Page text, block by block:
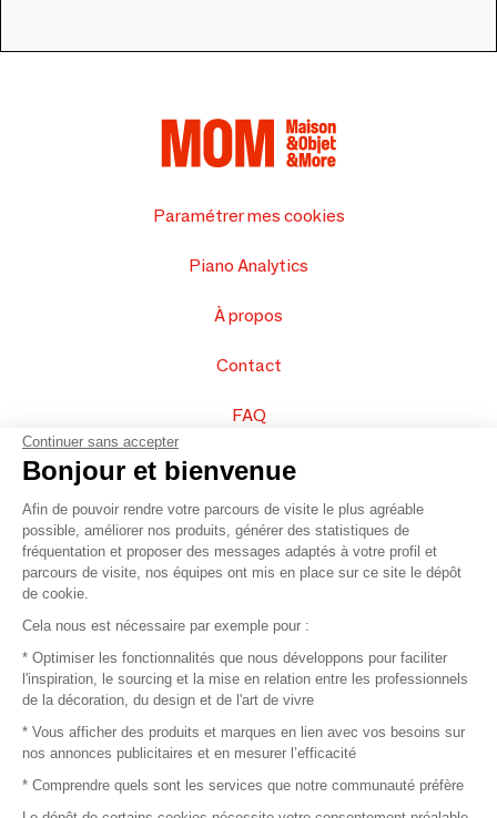
Paramétrer mes cookies
Piano Analytics
À propos
Contact
FAQ
Vendez vos produits
Plan du site
© 2016 –Organisation SAFI
Recrutement
Continuer sans accepter
Bonjour et bienvenue
Afin de pouvoir rendre votre parcours de visite le plus agréable
possible, améliorer nos produits, générer des statistiques de
fréquentation et proposer des messages adaptés à votre profil et
parcours de visite, nos équipes ont mis en place sur ce site le dépôt
de cookie.
Cela nous est nécessaire par exemple pour :
* Optimiser les fonctionnalités que nous développons pour faciliter
l'inspiration, le sourcing et la mise en relation entre les professionnels
de la décoration, du design et de l'art de vivre
* Vous afficher des produits et marques en lien avec vos besoins sur
nos annonces publicitaires et en mesurer l’efficacité
* Comprendre quels sont les services que notre communauté préfère